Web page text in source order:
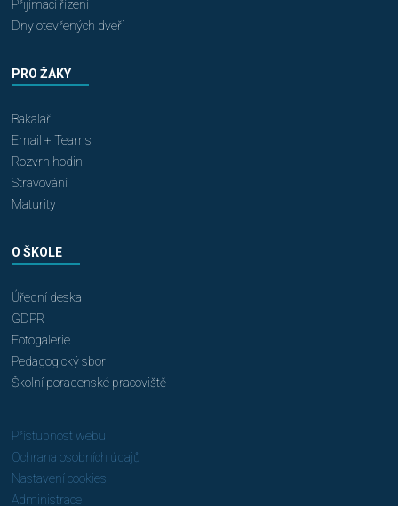
Přijímací řízení
Dny otevřených dveří
PRO ŽÁKY
Bakaláři
Email + Teams
Rozvrh hodin
Stravování
Maturity
O ŠKOLE
Úřední deska
GDPR
Fotogalerie
Pedagogický sbor
Školní poradenské pracoviště
Přístupnost webu
Ochrana osobních údajů
Nastavení cookies
Administrace